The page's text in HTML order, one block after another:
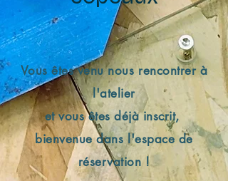
Vous êtes venu nous rencontrer à
l'atelier
et vous êtes déjà inscrit,
bienvenue dans l'espace de
réservation !